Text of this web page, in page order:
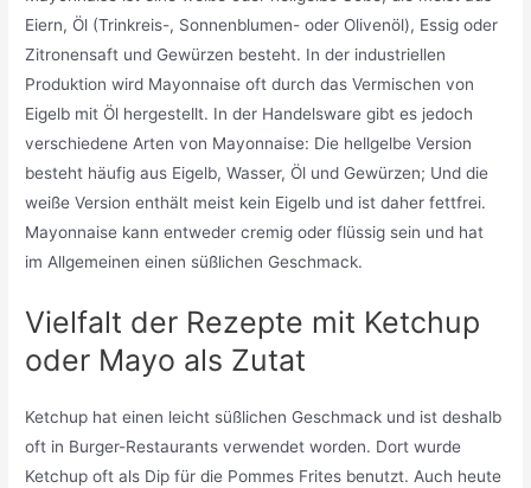
Eiern, Öl (Trinkreis-, Sonnenblumen- oder Olivenöl), Essig oder
Zitronensaft und Gewürzen besteht. In der industriellen
Produktion wird Mayonnaise oft durch das Vermischen von
Eigelb mit Öl hergestellt. In der Handelsware gibt es jedoch
verschiedene Arten von Mayonnaise: Die hellgelbe Version
besteht häufig aus Eigelb, Wasser, Öl und Gewürzen; Und die
weiße Version enthält meist kein Eigelb und ist daher fettfrei.
Mayonnaise kann entweder cremig oder flüssig sein und hat
im Allgemeinen einen süßlichen Geschmack.
Vielfalt der Rezepte mit Ketchup
oder Mayo als Zutat
Ketchup hat einen leicht süßlichen Geschmack und ist deshalb
oft in Burger-Restaurants verwendet worden. Dort wurde
Ketchup oft als Dip für die Pommes Frites benutzt. Auch heute